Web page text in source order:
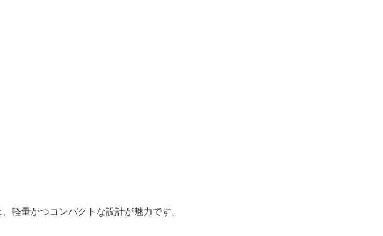
軽量かつコンパクトな設計が魅力です。